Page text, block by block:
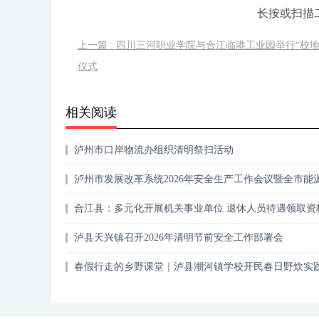
长按或扫描
上一篇 : 四川三河职业学院与合江临港工业园举行“校
仪式
相关阅读
泸州市口岸物流办组织清明祭扫活动
泸州市发展改革系统2026年安全生产工作会议暨全市能
合江县：多元化开展机关事业单位 退休人员待遇领取资
泸县天兴镇召开2026年清明节前安全工作部署会
春假行走的乡野课堂｜泸县潮河镇学校开民春日野炊实